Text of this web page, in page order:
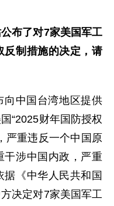
布了对7家美国军工
反制措施的决定，请
向中国台湾地区提供
“2025财年国防授权
严重违反一个中国原
干涉中国内政，严重
《中华人民共和国
决定对7家美国军工